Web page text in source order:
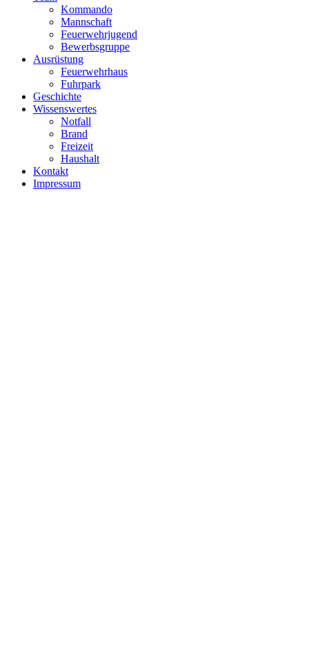
Kommando
Mannschaft
Feuerwehrjugend
Bewerbsgruppe
Ausrüstung
Feuerwehrhaus
Fuhrpark
Geschichte
Wissenswertes
Notfall
Brand
Freizeit
Haushalt
Kontakt
Impressum